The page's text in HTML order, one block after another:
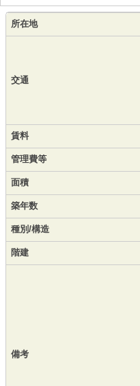
所在地
交通
賃料
管理費等
面積
築年数
種別/構造
階建
備考